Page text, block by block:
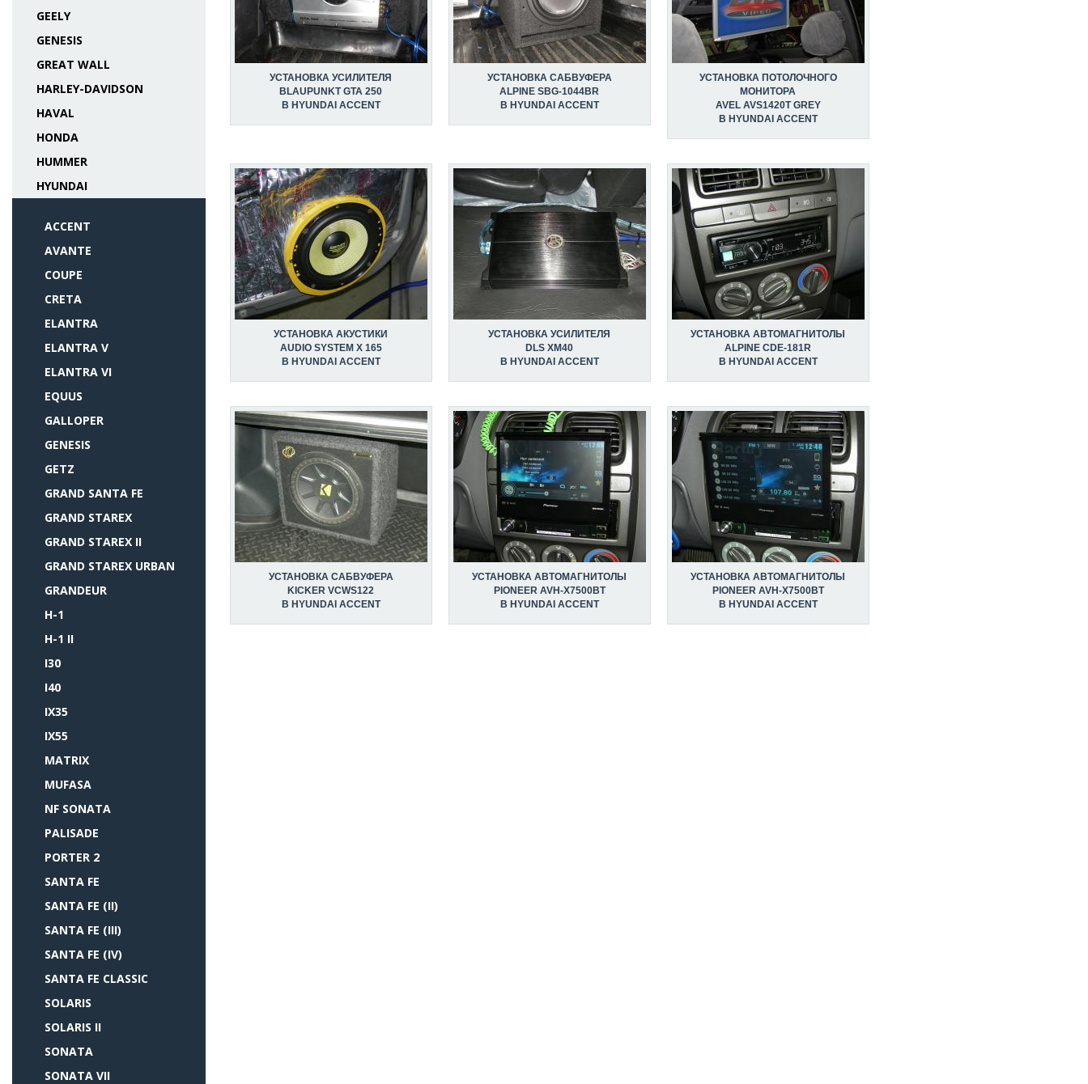
GEELY
GENESIS
GREAT WALL
HARLEY-DAVIDSON
HAVAL
HONDA
HUMMER
HYUNDAI
ACCENT
AVANTE
COUPE
CRETA
ELANTRA
ELANTRA V
ELANTRA VI
EQUUS
GALLOPER
GENESIS
GETZ
GRAND SANTA FE
GRAND STAREX
GRAND STAREX II
GRAND STAREX URBAN
GRANDEUR
H-1
H-1 II
I30
I40
IX35
IX55
MATRIX
MUFASA
NF SONATA
PALISADE
PORTER 2
SANTA FE
SANTA FE (II)
SANTA FE (III)
SANTA FE (IV)
SANTA FE CLASSIC
SOLARIS
SOLARIS II
SONATA
SONATA VII
УСТАНОВКА УСИЛИТЕЛЯ
BLAUPUNKT GTA 250
В HYUNDAI ACCENT
УСТАНОВКА САБВУФЕРА
ALPINE SBG-1044BR
В HYUNDAI ACCENT
УСТАНОВКА ПОТОЛОЧНОГО
МОНИТОРА
AVEL AVS1420T GREY
В HYUNDAI ACCENT
УСТАНОВКА АКУСТИКИ
AUDIO SYSTEM X 165
В HYUNDAI ACCENT
УСТАНОВКА УСИЛИТЕЛЯ
DLS XM40
В HYUNDAI ACCENT
УСТАНОВКА АВТОМАГНИТОЛЫ
ALPINE CDE-181R
В HYUNDAI ACCENT
УСТАНОВКА САБВУФЕРА
KICKER VCWS122
В HYUNDAI ACCENT
УСТАНОВКА АВТОМАГНИТОЛЫ
PIONEER AVH-X7500BT
В HYUNDAI ACCENT
УСТАНОВКА АВТОМАГНИТОЛЫ
PIONEER AVH-X7500BT
В HYUNDAI ACCENT